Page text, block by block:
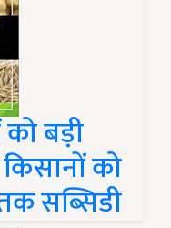
बड़ी
को
सब्सिडी